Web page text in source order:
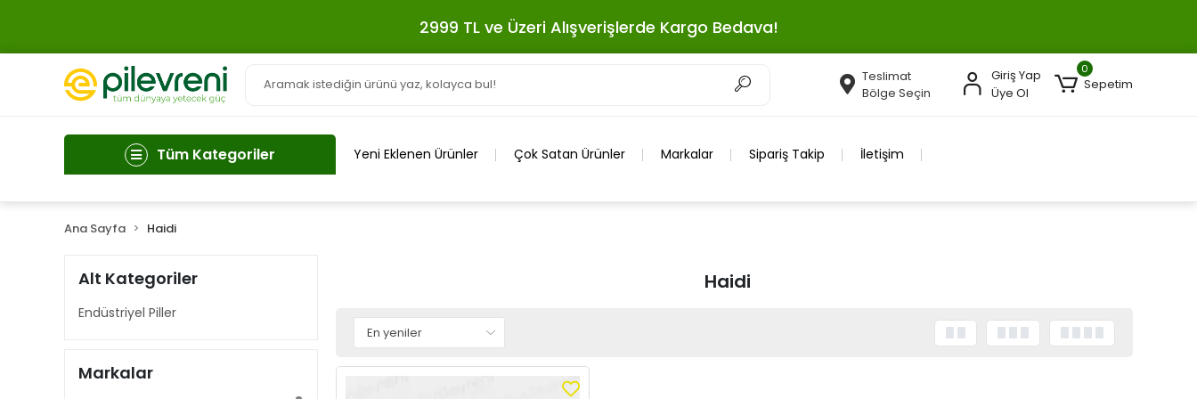
2999 TL ve Üzeri Alışverişlerde Kargo Bedava!
Teslimat
Bölge Seçin
Giriş Yap
Üye Ol
0
Sepetim
Tüm Kategoriler Yeni Eklenen Ürünler Çok Satan Ürünler Markalar Sipariş Takip İletişim
Ana Sayfa Haidi
Alt Kategoriler
Endüstriyel Piller
Markalar
Haidi